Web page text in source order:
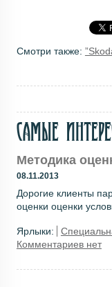
Смотри также:
Самые
Методика
08.11.2013
Дорогие клиенты
оценки оценки
Ярлыки:
Комментариев нет